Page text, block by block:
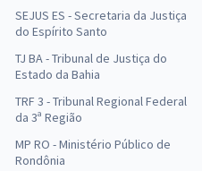
SEJUS ES - Secretaria da Justiça
do Espírito Santo
TJ BA - Tribunal de Justiça do
Estado da Bahia
TRF 3 - Tribunal Regional Federal
da 3ª Região
MP RO - Ministério Público de
Rondônia